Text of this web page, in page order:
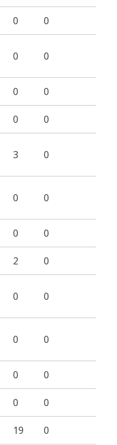
0 0
0 0
0 0
0 0
3 0
0 0
0 0
2 0
0 0
0 0
0 0
0 0
19 0